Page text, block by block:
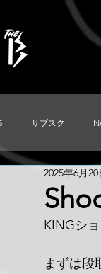
サブスク
Used
2025年6月20
KINGシ
まずは段